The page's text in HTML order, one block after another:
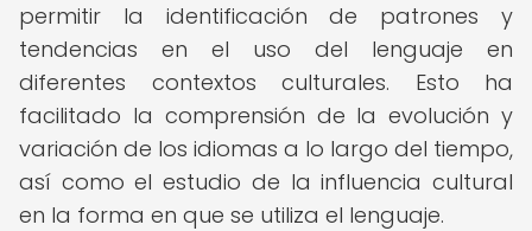
permitir la identificación de patrones y
tendencias en el uso del lenguaje en
diferentes contextos culturales. Esto ha
facilitado la comprensión de la evolución y
variación de los idiomas a lo largo del tiempo,
así como el estudio de la influencia cultural
en la forma en que se utiliza el lenguaje.